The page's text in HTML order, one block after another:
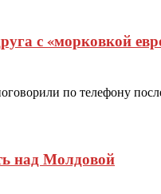
с «морковкой
по телефону
над Молдовой